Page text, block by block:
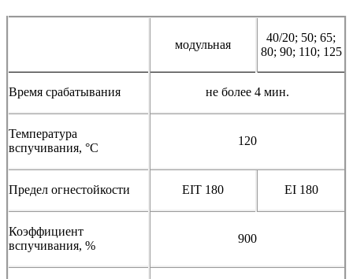
модульная
40/20; 50; 65;
80; 90; 110; 125
Время срабатывания не более 4 мин.
Температура
вспучивания, °С
120
Предел огнестойкости EIT 180 EI 180
Коэффициент
вспучивания, %
900